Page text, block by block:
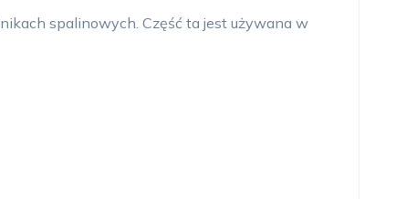
spalinowych. Część ta jest używana w